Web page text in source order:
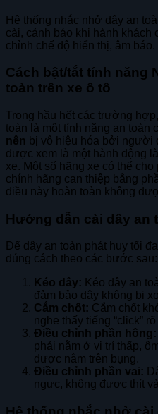
Hệ thống nhắc nhở dây an
cài, cảnh báo khi hành khách
chỉnh chế độ hiển thị, âm báo.
Cách bật/tắt tính năng
toàn trên xe ô tô
Trong hầu hết các trường
toàn là một tính năng an toàn
nên bị vô hiệu hóa bởi người
được xem là một hành động
xe. Một số hãng xe có thể
chính hãng can thiệp bằng
điều này hoàn toàn không
Hướng dẫn cài dây an
Để dây an toàn phát huy tối
đúng cách theo các bước sau:
Kéo dây: Kéo dây an
đảm bảo dây không bị
Cắm chốt: Cắm chốt
nghe thấy tiếng “click”
Điều chỉnh phần hông:
phải nằm ở vị trí thấp,
được nằm trên bụng.
Điều chỉnh phần vai:
ngực, không được thít